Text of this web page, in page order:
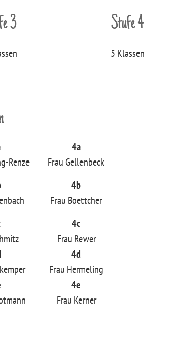
3 Stufe 4
5 Klassen
Renze
4a
Frau Gellenbeck
4b
Frau Boettcher
4c
Frau Rewer
4d
Frau Hermeling
4e
Frau Kerner